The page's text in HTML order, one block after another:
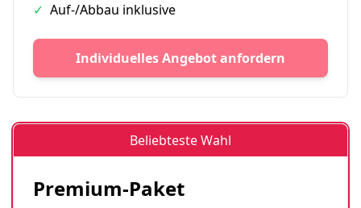
✓ Auf-/Abbau inklusive
Individuelles Angebot anfordern
Beliebteste Wahl
Premium-Paket